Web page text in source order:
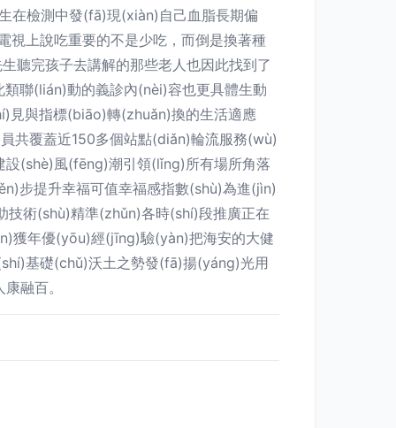
在檢測中發(fā)現(xiàn)自己血脂長期偏
視上說吃重要的不是少吃，而倒是換著種
聽完孩子去講解的那些老人也因此找到了
聯(lián)動的義診內(nèi)容也更具體生動
見與指標(biāo)轉(zhuǎn)換的生活適應
共覆蓋近150多個站點(diǎn)輪流服務(wù)
設(shè)風(fēng)潮引領(lǐng)所有場所角落
步提升幸福可值幸福感指數(shù)為進(jìn)
技術(shù)精準(zhǔn)各時(shí)段推廣正在
獲年優(yōu)經(jīng)驗(yàn)把海安的大健
基礎(chǔ)沃土之勢發(fā)揚(yáng)光用
融百。